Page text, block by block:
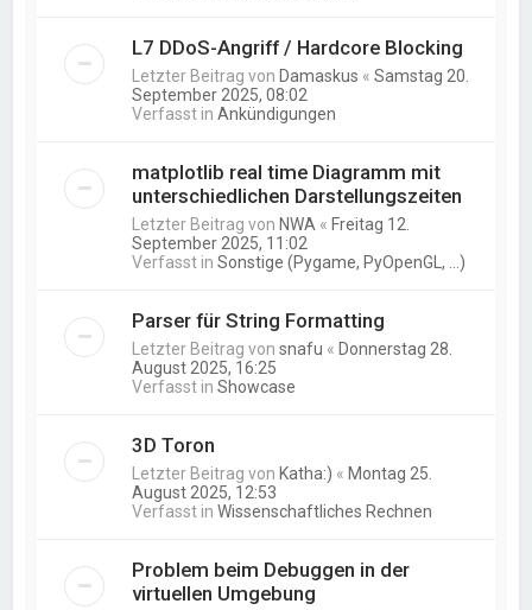
L7 DDoS-Angriff / Hardcore Blocking
Letzter Beitrag von Damaskus «Samstag 20.
September 2025, 08:02
Verfasst inAnkündigungen
matplotlib real time Diagramm mit
unterschiedlichen Darstellungszeiten
Letzter Beitrag von NWA « Freitag 12.
September 2025, 11:02
Verfasst inSonstige (Pygame, PyOpenGL, ...)
Parser für String Formatting
Letzter Beitrag vonsnafu « Donnerstag 28.
August 2025, 16:25
Verfasst inShowcase
3D Toron
Letzter Beitrag von Katha:) « Montag 25.
August 2025, 12:53
Verfasst inWissenschaftliches Rechnen
Problem beim Debuggen in der
virtuellen Umgebung